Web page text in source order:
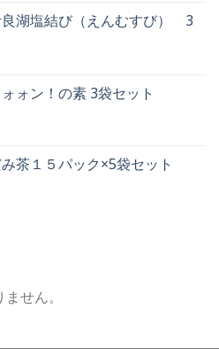
塩結び（えんむすび） 3
ォン！の素 3袋セット
茶１５パック×5袋セット
せん。